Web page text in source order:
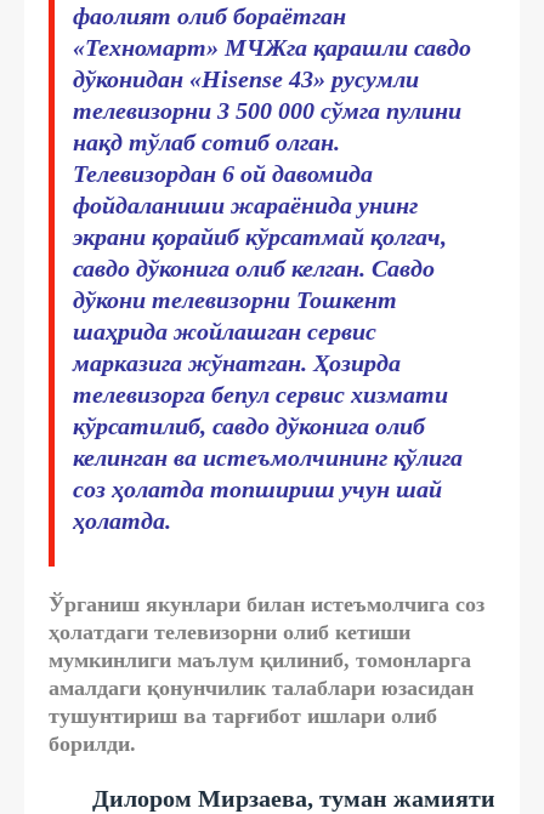
фаолият олиб бораётган
«Техномарт» МЧЖга қарашли савдо
дўконидан «Hisense 43» русумли
телевизорни 3 500 000 сўмга пулини
нақд тўлаб сотиб олган.
Телевизордан 6 ой давомида
фойдаланиши жараёнида унинг
экрани қорайиб кўрсатмай қолгач,
савдо дўконига олиб келган. Савдо
дўкони телевизорни Тошкент
шаҳрида жойлашган сервис
марказига жўнатган. Ҳозирда
телевизорга бепул сервис хизмати
кўрсатилиб, савдо дўконига олиб
келинган ва истеъмолчининг қўлига
соз ҳолатда топшириш учун шай
ҳолатда.
Ўрганиш якунлари билан истеъмолчига соз
ҳолатдаги телевизорни олиб кетиши
мумкинлиги маълум қилиниб, томонларга
амалдаги қонунчилик талаблари юзасидан
тушунтириш ва тарғибот ишлари олиб
борилди.
Дилором Мирзаева, туман жамияти